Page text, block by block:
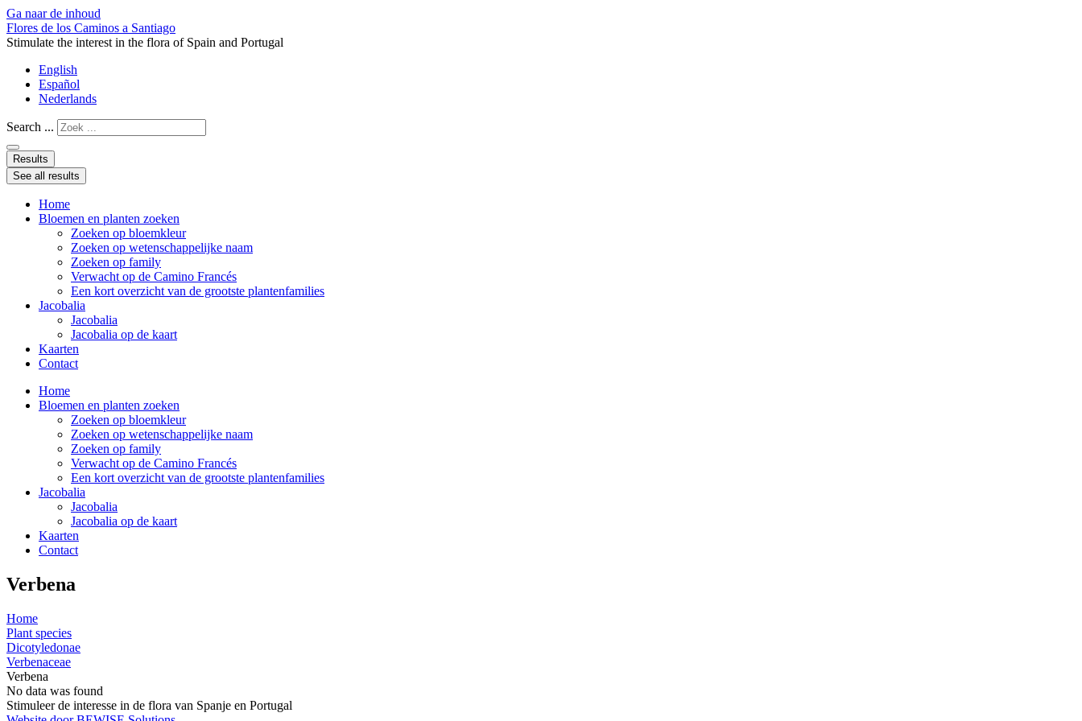
Ga naar de inhoud
Flores de los Caminos a Santiago
Stimulate the interest in the flora of Spain and Portugal
English
Español
Nederlands
Search ...
Results
See all results
Home
Bloemen en planten zoeken
Zoeken op bloemkleur
Zoeken op wetenschappelijke naam
Zoeken op family
Verwacht op de Camino Francés
Een kort overzicht van de grootste plantenfamilies
Jacobalia
Jacobalia
Jacobalia op de kaart
Kaarten
Contact
Home
Bloemen en planten zoeken
Zoeken op bloemkleur
Zoeken op wetenschappelijke naam
Zoeken op family
Verwacht op de Camino Francés
Een kort overzicht van de grootste plantenfamilies
Jacobalia
Jacobalia
Jacobalia op de kaart
Kaarten
Contact
Verbena
Home
Plant species
Dicotyledonae
Verbenaceae
Verbena
No data was found
Stimuleer de interesse in de flora van Spanje en Portugal